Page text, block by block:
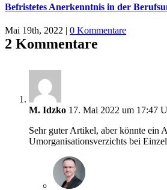
Befristetes Anerkenntnis in der
Mai 19th, 2022 | 0 Kommentare
2 Kommentare
M. Idzko 17. Mai 2022 um 17:47
Sehr guter Artikel, aber könnte ein
Umorganisationsverzichts bei